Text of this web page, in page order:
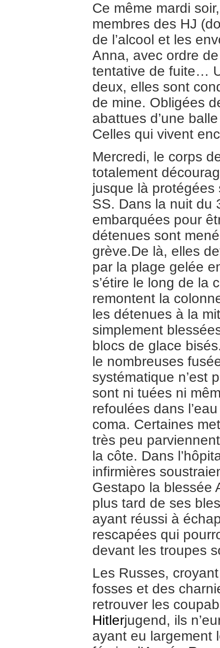
Ce même mardi
membres des HJ
de l’alcool et les
Anna, avec ordre
tentative de fuite…
deux, elles sont
de mine. Obligées
abattues d’une
Celles qui vivent
Mercredi, le corps
totalement
jusque là
SS. Dans la nuit du
embarquées pour
détenues sont
grève.De là, elles
par la plage gelée
s’étire le long de la
remontent la
les détenues à la
simplement
blocs de glace
le nombreuses
systématique n’est
sont ni tuées ni
refoulées dans
coma. Certaines
très peu
la côte. Dans
infirmières
Gestapo la blessée
plus tard de ses
ayant réussi à
rescapées qui
devant les troupes
Les Russes,
fosses et des
retrouver les
Hitlerjugend, ils
ayant eu largement